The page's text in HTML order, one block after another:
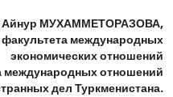
Айнур МУХАММЕТОРАЗОВА,
факультета международных
экономических отношений
международных отношений
дел Туркменистана.